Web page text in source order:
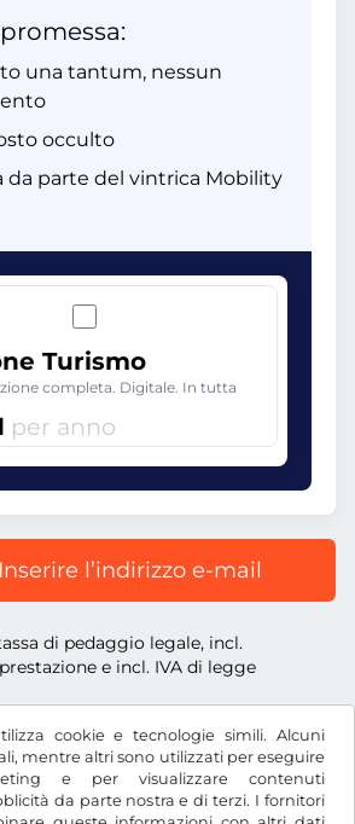
cookie e tecnologie simili. Alcuni
mentre altri sono utilizzati per eseguire
e per visualizzare contenuti
da parte nostra e di terzi. I fornitori
una tantum, nessun
occulto
da parte del vintrica Mobility
Turismo
completa. Digitale. In tutta
per anno
l’indirizzo e-mail
di pedaggio legale, incl.
e incl. IVA di legge